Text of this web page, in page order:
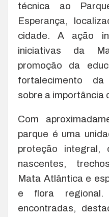
técnica ao
Esperança,
cidade. A ação
iniciativas da
promoção da
fortalecimento
sobre a importância
Com
parque é uma
proteção integral,
nascentes,
Mata Atlântica e
e flora
encontradas,